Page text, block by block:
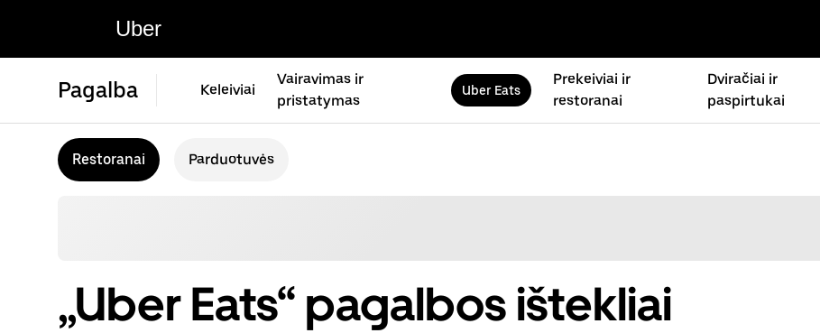
Uber
Pagalba Keleiviai
Vairavimas ir
pristatymas
Uber Eats
Prekeiviai ir
restoranai
Dviračiai ir
paspirtukai
Restoranai Parduotuvės
„Uber Eats“ pagalbos ištekliai